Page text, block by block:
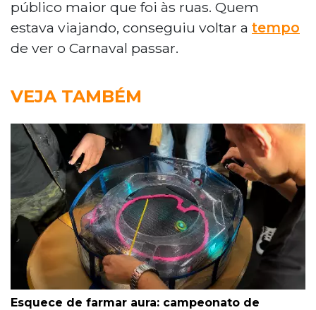
público maior que foi às ruas. Quem
estava viajando, conseguiu voltar a tempo
de ver o Carnaval passar.
VEJA TAMBÉM
Esquece de farmar aura: campeonato de